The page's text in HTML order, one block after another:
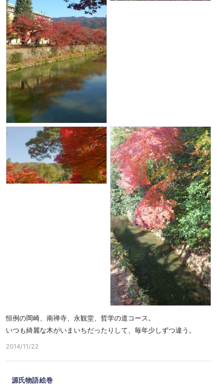
恒例の岡崎、南禅寺、永観堂、哲学の道コース。
いつも綺麗な木がいまいちだったりして、毎年少しずつ違う。
2014/11/22
源氏物語絵巻